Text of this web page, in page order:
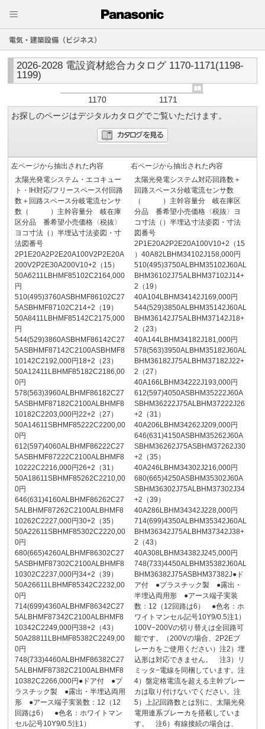
電気・建築設備（ビジネス）
2026-2028 電設資材総合カタログ 1170-1171(1198-
1199)
1170
1171
お探しのページはデジタルカタログでご覧いただけます。
左ページから抽出された内容
太陽光発電システム・エコキュー
ト・IH対応/フリースペース付回路
数＋回路スペース分岐電流センサ
数（ ）主幹容量分 岐在庫
区分品 番希望小売価格〈税抜〉
ヨコ寸法（）半埋込寸法姿図・寸
法図番号
2P1E20A2P2E20A100V2P2E20A
200V2P2E30A200V10+2（15）
50A6211LBHMF85102C2164,000
円
510(495)3760ASBHMF86102C27
5ASBHMF87102C214+2（19）
50A8411LBHMF85142C2175,000
円
544(529)3860ASBHMF86142C27
5ASBHMF87142C2100ASBHMF8
10142C2192,000円18+2（23）
50A12411LBHMF85182C2186,00
0円
578(563)3960ALBHMF86182C27
5ASBHMF87182C2100ALBHMF8
10182C2203,000円22+2（27）
50A14611SBHMF85222C2200,00
0円
612(597)4060ALBHMF86222C27
5ASBHMF87222C2100ALBHMF8
10222C2216,000円26+2（31）
50A18611SBHMF85262C2210,00
0円
646(631)4160ALBHMF86262C27
5ALBHMF87262C2100ALBHMF8
10262C2227,000円30+2（35）
50A22611SBHMF85302C2220,00
0円
680(665)4260ALBHMF86302C27
5ASBHMF87302C2100ALBHMF8
10302C2237,000円34+2（39）
50A26611LBHMF85342C2232,00
0円
714(699)4360ALBHMF86342C27
5ALBHMF87342C2100ALBHMF8
10342C2249,000円38+2（43）
50A28811LBHMF85382C2249,00
0円
748(733)4460ALBHMF86382C27
5ALBHMF87382C2100ALBHMF8
10382C2266,000円●ドア付 ●プ
ラスチック製 ●露出・半埋込両用
形 ●アース端子実装数：12（12
回路は6） ●色名：ホワイトマン
セル記号10Y9/0.5注1）
右ページから抽出された内容
太陽光発電システム対応回路数＋
回路スペース分岐電流センサ数
（ ）主幹容量分 岐在庫区
分品 番希望小売価格〈税抜〉ヨ
コ寸法（）半埋込寸法姿図・寸法
図番号
2P1E20A2P2E20A100V10+2（15
）40A82LBHM34102J158,000円
510(495)3750ALBHM35102J60AL
BHM36102J75ALBHM37102J14+
2（19）
40A104LBHM34142J169,000円
544(529)3850ALBHM35142J60AL
BHM36142J75ALBHM37142J18+
2（23）
40A144LBHM34182J181,000円
578(563)3950ALBHM35182J60AL
BHM36182J75ALBHM37182J22+
2（27）
40A166LBHM34222J193,000円
612(597)4050ASBHM35222J60A
SBHM36222J75ALBHM37222J26
+2（31）
40A206LBHM34262J209,000円
646(631)4150ASBHM35262J60A
SBHM36262J75ASBHM37262J30
+2（35）
40A246LBHM34302J216,000円
680(665)4250ASBHM35302J60A
SBHM36302J75ALBHM37302J34
+2（39）
40A286LBHM34342J228,000円
714(699)4350ALBHM35342J60AL
BHM36342J75ALBHM37342J38+
2（43）
40A308LBHM34382J245,000円
748(733)4450ALBHM35382J60AL
BHM36382J75ASBHM37382J●ド
ア付 ●プラスチック製 ●露出・
半埋込両用形 ●アース端子実装
数：12（12回路は6） ●色名：ホ
ワイトマンセル記号10Y9/0.5注1）
100V−200Vの切り替えは全回路可
能です。（200Vの場合、2P2Eブ
レーカをご使用ください）注2）埋
込形は対応できません。 注3）リ
ミッタ−電線を同梱しています。注
4）盤定格電流を超える主幹ブレー
カは取り付けないでください。注
5）上記回路数とは別に、太陽光発
電用連系ブレーカを搭載していま
す。 注6）有線接続の場合は、